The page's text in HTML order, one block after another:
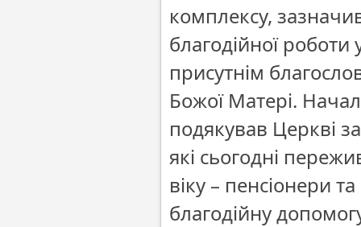
комплексу,
благодійної
присутнім
Божої Матері.
подякував Церкві
які сьогодні
віку – пенсіонери
благодійну